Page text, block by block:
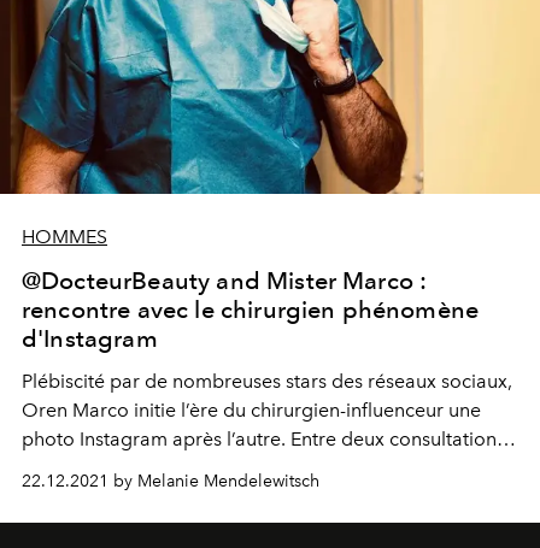
HOMMES
@DocteurBeauty and Mister Marco :
rencontre avec le chirurgien phénomène
d'Instagram
Plébiscité par de nombreuses stars des réseaux sociaux,
Oren Marco initie l’ère du chirurgien-influenceur une
photo Instagram après l’autre. Entre deux consultations
et une opération à poitrine ouverte, L'Officiel est parti à
sa rencontre.
22.12.2021 by Melanie Mendelewitsch